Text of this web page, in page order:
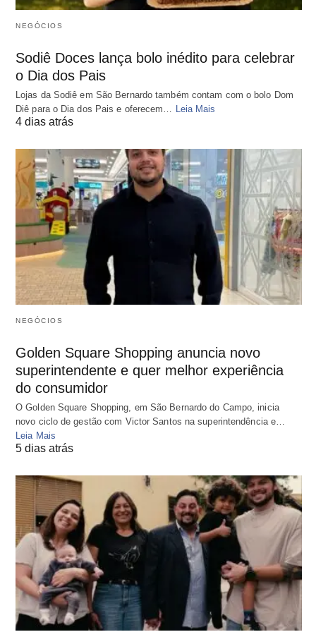
NEGÓCIOS
Sodiê Doces lança bolo inédito para celebrar
o Dia dos Pais
Lojas da Sodiê em São Bernardo também contam com o bolo Dom
Diê para o Dia dos Pais e oferecem… Leia Mais
4 dias atrás
NEGÓCIOS
Golden Square Shopping anuncia novo
superintendente e quer melhor experiência
do consumidor
O Golden Square Shopping, em São Bernardo do Campo, inicia
novo ciclo de gestão com Victor Santos na superintendência e…
Leia Mais
5 dias atrás